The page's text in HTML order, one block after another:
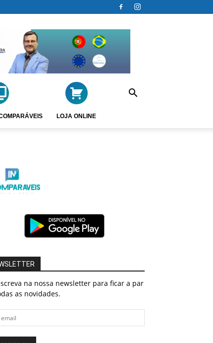
LOJA ONLINE
na nossa newsletter para ficar a par
as novidades.